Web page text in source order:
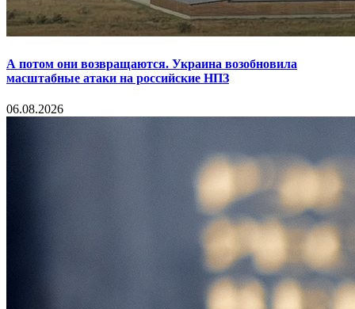
А потом они возвращаются. Украина возобновила
масштабные атаки на российские НПЗ
06.08.2026